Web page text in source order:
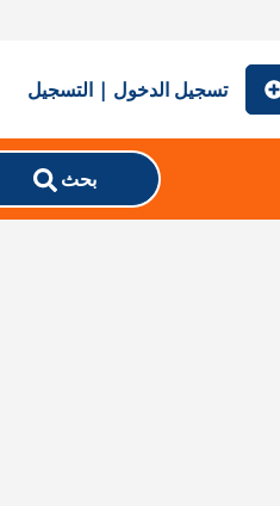
تسجيل الدخول | التسجيل
بحث